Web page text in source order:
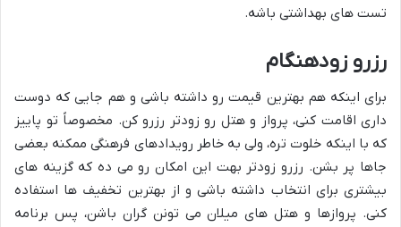
تست های بهداشتی باشه.
رزرو زودهنگام
برای اینکه هم بهترین قیمت رو داشته باشی و هم جایی که دوست
داری اقامت کنی، پرواز و هتل رو زودتر رزرو کن. مخصوصاً تو پاییز
که با اینکه خلوت تره، ولی به خاطر رویدادهای فرهنگی ممکنه بعضی
جاها پر بشن. رزرو زودتر بهت این امکان رو می ده که گزینه های
بیشتری برای انتخاب داشته باشی و از بهترین تخفیف ها استفاده
کنی. پروازها و هتل های میلان می تونن گران باشن، پس برنامه